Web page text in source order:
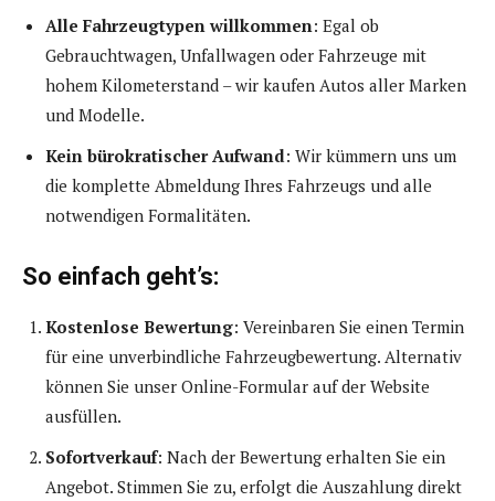
Alle Fahrzeugtypen willkommen: Egal ob
Gebrauchtwagen, Unfallwagen oder Fahrzeuge mit
hohem Kilometerstand – wir kaufen Autos aller Marken
und Modelle.
Kein bürokratischer Aufwand: Wir kümmern uns um
die komplette Abmeldung Ihres Fahrzeugs und alle
notwendigen Formalitäten.
So einfach geht’s:
Kostenlose Bewertung: Vereinbaren Sie einen Termin
für eine unverbindliche Fahrzeugbewertung. Alternativ
können Sie unser Online-Formular auf der Website
ausfüllen.
Sofortverkauf: Nach der Bewertung erhalten Sie ein
Angebot. Stimmen Sie zu, erfolgt die Auszahlung direkt